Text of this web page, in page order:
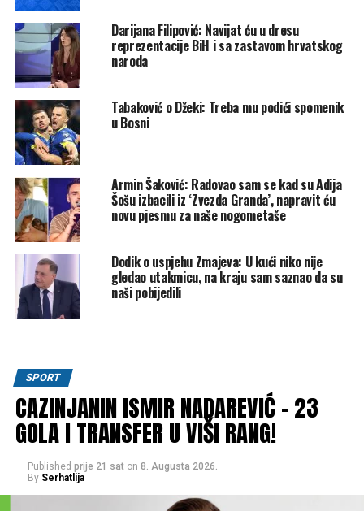
Tweet Share
Mail
POVEZANE TEME: BARAŽ VELS ZMAJEVI
UP NEXT
Prođu li u finale, Zmajevi će na domaćem terenu igrati
protiv Italije ili Sjeverne Irske
DON'T MISS
Barbarez nakon prespavane noći: Ne sramim se reći da
smo plakali u svlačionici, idemo po Mundijal
Darijana Filipović: Navijat ću u dresu
reprezentacije BiH i sa zastavom hrvatskog
naroda
Tabaković o Džeki: Treba mu podići spomenik
u Bosni
Armin Šaković: Radovao sam se kad su Adija
Šošu izbacili iz ‘Zvezda Granda’, napravit ću
novu pjesmu za naše nogometaše
Dodik o uspjehu Zmajeva: U kući niko nije
gledao utakmicu, na kraju sam saznao da su
naši pobijedili
SPORT
CAZINJANIN ISMIR NADAREVIĆ – 23
GOLA I TRANSFER U VIŠI RANG!
Published prije 21 sat on 8. Augusta 2026.
By Serhatlija